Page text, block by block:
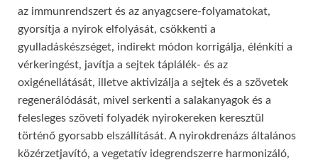
az immunrendszert és az anyagcsere-folyamatokat,
gyorsítja a nyirok elfolyását, csökkenti a
gyulladáskészséget, indirekt módon korrigálja, élénkíti a
vérkeringést, javítja a sejtek táplálék- és az
oxigénellátását, illetve aktivizálja a sejtek és a szövetek
regenerálódását, mivel serkenti a salakanyagok és a
felesleges szöveti folyadék nyirokereken keresztül
történő gyorsabb elszállítását. A nyirokdrenázs általános
közérzetjavító, a vegetatív idegrendszerre harmonizáló,